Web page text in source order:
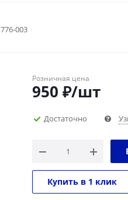
776-003
Розничная цена
950 ₽/шт
Достаточно
Купить в 1 клик